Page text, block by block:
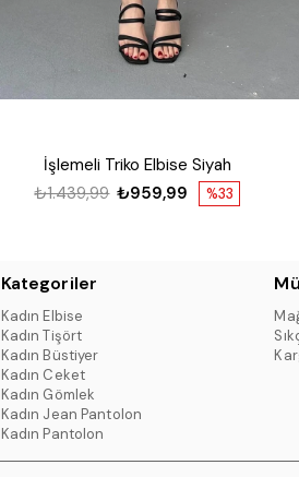
İşlemeli Triko Elbise Siyah
%33
₺959,99
₺1.439,99
Kategoriler
Kadın Elbise
Kadın Tişört
Kadın Büstiyer
Kadın Ceket
Kadın Gömlek
Kadın Jean Pantolon
Kadın Pantolon